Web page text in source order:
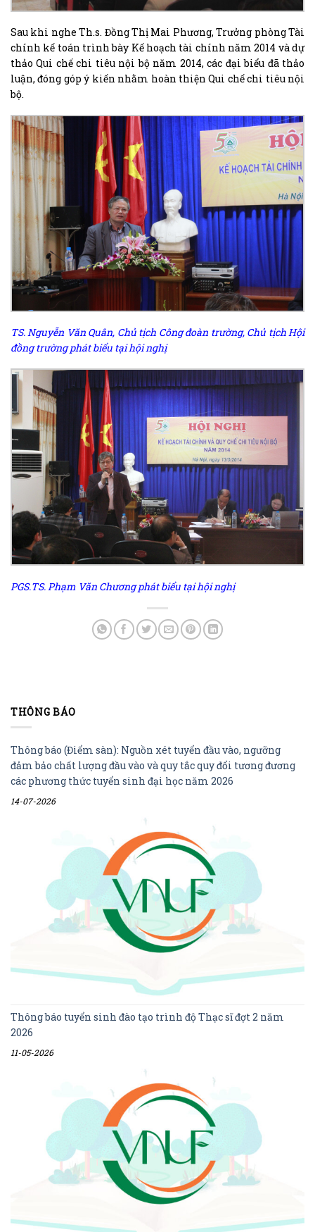
Sau khi nghe Th.s. Đồng Thị Mai Phương, Trưởng phòng Tài
chính kế toán trình bày Kế hoạch tài chính năm 2014 và dự
thảo Qui chế chi tiêu nội bộ năm 2014, các đại biểu đã thảo
luận, đóng góp ý kiến nhằm hoàn thiện Qui chế chi tiêu nội
bộ.
TS. Nguyễn Văn Quân, Chủ tịch Công đoàn trường, Chủ tịch Hội
đồng trường phát biểu tại hội nghị
PGS.TS. Phạm Văn Chương phát biểu tại hội nghị
THÔNG BÁO
Thông báo (Điểm sàn): Nguồn xét tuyển đầu vào, ngưỡng
đảm bảo chất lượng đầu vào và quy tắc quy đổi tương đương
các phương thức tuyển sinh đại học năm 2026
14-07-2026
Thông báo tuyển sinh đào tạo trình độ Thạc sĩ đợt 2 năm
2026
11-05-2026